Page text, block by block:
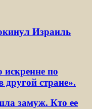
Израиль
по
стране».
замуж. Кто ее